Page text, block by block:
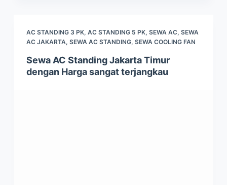
AC STANDING 3 PK, AC STANDING 5 PK, SEWA AC, SEWA
AC JAKARTA, SEWA AC STANDING, SEWA COOLING FAN
Sewa AC Standing Jakarta Timur
dengan Harga sangat terjangkau